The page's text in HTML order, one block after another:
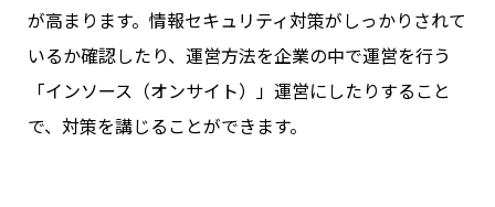
が高まります。情報セキュリティ対策がしっかりされて
いるか確認したり、運営方法を企業の中で運営を行う
「インソース（オンサイト）」運営にしたりすること
で、対策を講じることができます。